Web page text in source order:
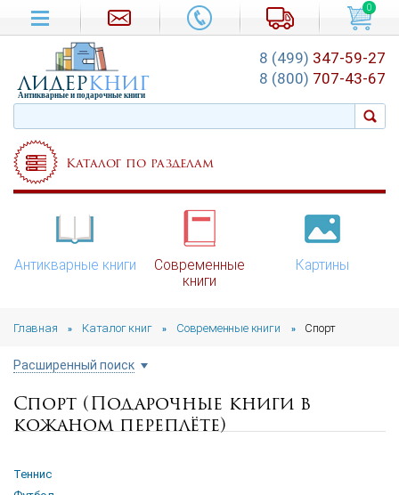
Каталог по разделам
Антикварные книги
Современные
книги
Картины
Главная » Каталог книг » Современные книги » Спорт
Расширенный поиск
Цена руб.
от
до
Спорт (Подарочные книги в
кожаном переплёте)
Теннис
0
лидеркниг
Антикварные и подарочные книги
8 (499) 347-59-27
8 (800) 707-43-67